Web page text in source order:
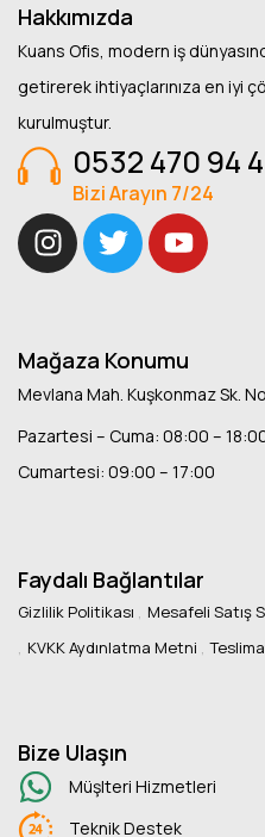
Hakkımızda
Kuans Ofis, modern iş
getirerek ihtiyaçlarınıza en iyi
kurulmuştur.
0532 470 94
Bizi Arayın 7/24
Mağaza Konumu
Mevlana Mah. Kuşkonmaz Sk.
Pazartesi – Cuma: 08:00 –
Cumartesi: 09:00 – 17:00
Faydalı Bağlantılar
Gizlilik Politikası
Mesafeli Satış
KVKK Aydınlatma Metni
Bize Ulaşın
Müşlteri Hizmetleri
Teknik Destek